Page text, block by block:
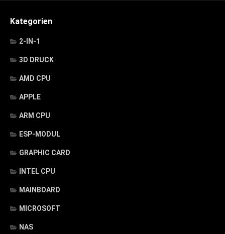
Kategorien
2-IN-1
3D DRUCK
AMD CPU
APPLE
ARM CPU
ESP-MODUL
GRAPHIC CARD
INTEL CPU
MAINBOARD
MICROSOFT
NAS